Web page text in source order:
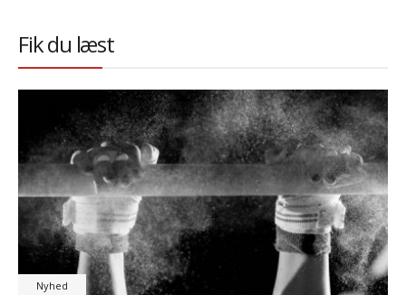
Fik du læst
Nyhed